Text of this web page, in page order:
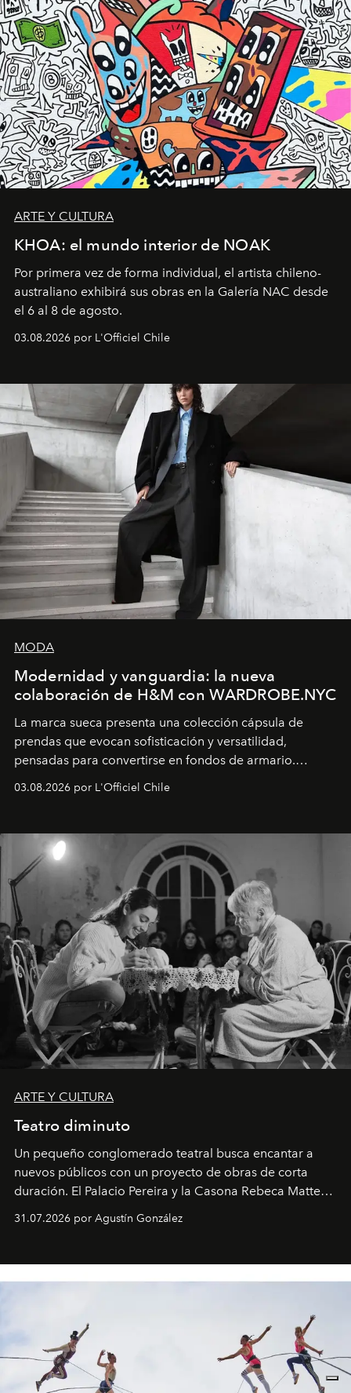
ARTE Y CULTURA
KHOA: el mundo interior de NOAK
Por primera vez de forma individual, el artista chileno-
australiano exhibirá sus obras en la Galería NAC desde
el 6 al 8 de agosto.
03.08.2026 por L'Officiel Chile
MODA
Modernidad y vanguardia: la nueva
colaboración de H&M con WARDROBE.NYC
La marca sueca presenta una colección cápsula de
prendas que evocan sofisticación y versatilidad,
pensadas para convertirse en fondos de armario.
03.08.2026 por L'Officiel Chile
ARTE Y CULTURA
Teatro diminuto
Un pequeño conglomerado teatral busca encantar a
nuevos públicos con un proyecto de obras de corta
duración. El Palacio Pereira y la Casona Rebeca Matte
miniobras. Sus puestas en escena son limpias; ponen el
31.07.2026 por Agustín González